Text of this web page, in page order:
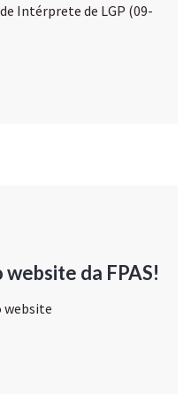
Intérprete de LGP (09-
da FPAS!
website